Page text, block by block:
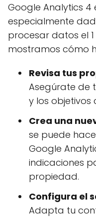
Google Analytics
especialmente
procesar datos el
mostramos cómo
Revisa tus
Asegúrate de
y los objetivos
Crea una
se puede
Google
indicaciones
propiedad.
Configura el
Adapta tu